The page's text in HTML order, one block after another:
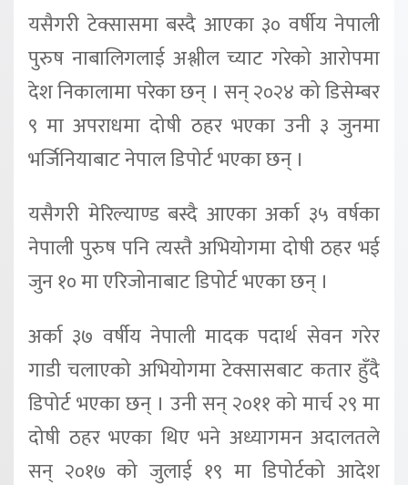
यसैगरी टेक्सासमा बस्दै आएका ३० वर्षीय नेपाली
पुरुष नाबालिगलाई अश्लील च्याट गरेको आरोपमा
देश निकालामा परेका छन् । सन् २०२४ को डिसेम्बर
९ मा अपराधमा दोषी ठहर भएका उनी ३ जुनमा
भर्जिनियाबाट नेपाल डिपोर्ट भएका छन् ।
यसैगरी मेरिल्याण्ड बस्दै आएका अर्का ३५ वर्षका
नेपाली पुरुष पनि त्यस्तै अभियोगमा दोषी ठहर भई
जुन १० मा एरिजोनाबाट डिपोर्ट भएका छन् ।
अर्का ३७ वर्षीय नेपाली मादक पदार्थ सेवन गरेर
गाडी चलाएको अभियोगमा टेक्सासबाट कतार हुँदै
डिपोर्ट भएका छन् । उनी सन् २०११ को मार्च २९ मा
दोषी ठहर भएका थिए भने अध्यागमन अदालतले
सन् २०१७ को जुलाई १९ मा डिपोर्टको आदेश